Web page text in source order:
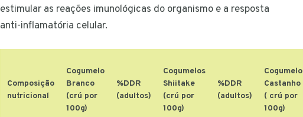
estimular as reações imunológicas do organismo e a resposta
anti-inflamatória celular.
Composição
nutricional
Cogumelo
Branco
(crú por
100g)
%DDR
(adultos)
Cogumelos
Shiitake
(crú por
100g)
%DDR
(adultos)
Cogumelo
Castanho
( crú por
100g)